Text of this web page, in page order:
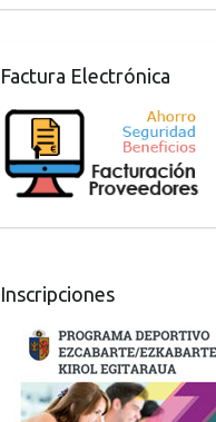
Factura Electrónica
Inscripciones